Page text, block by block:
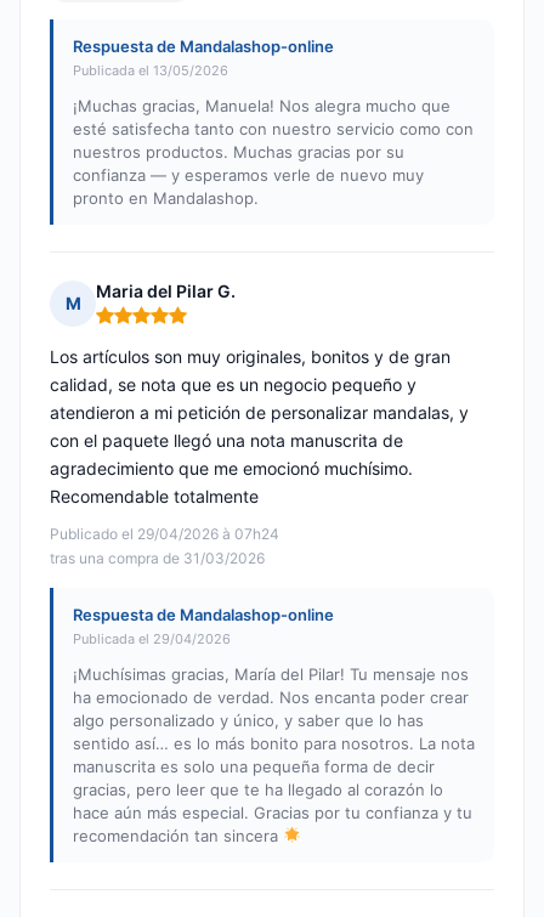
Respuesta de Mandalashop-online
Publicada el 13/05/2026
¡Muchas gracias, Manuela! Nos alegra mucho que
esté satisfecha tanto con nuestro servicio como con
nuestros productos. Muchas gracias por su
confianza — y esperamos verle de nuevo muy
pronto en Mandalashop.
M
Maria del Pilar G.
Nota: 5 de 5
Publicado el 29/04/2026 à 07h24
tras una compra de 31/03/2026
Los artículos son muy originales, bonitos y de gran
calidad, se nota que es un negocio pequeño y
atendieron a mi petición de personalizar mandalas, y
con el paquete llegó una nota manuscrita de
agradecimiento que me emocionó muchísimo.
Recomendable totalmente
Respuesta de Mandalashop-online
Publicada el 29/04/2026
¡Muchísimas gracias, María del Pilar! Tu mensaje nos
ha emocionado de verdad. Nos encanta poder crear
algo personalizado y único, y saber que lo has
sentido así… es lo más bonito para nosotros. La nota
manuscrita es solo una pequeña forma de decir
gracias, pero leer que te ha llegado al corazón lo
hace aún más especial. Gracias por tu confianza y tu
recomendación tan sincera